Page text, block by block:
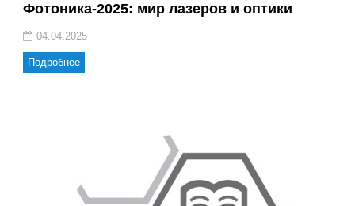
Фотоника-2025: мир лазеров и оптики
04.04.2025
Подробнее